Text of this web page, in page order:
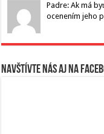
Padre: Ak má
ocenením jeho
Navštívte nás aj na